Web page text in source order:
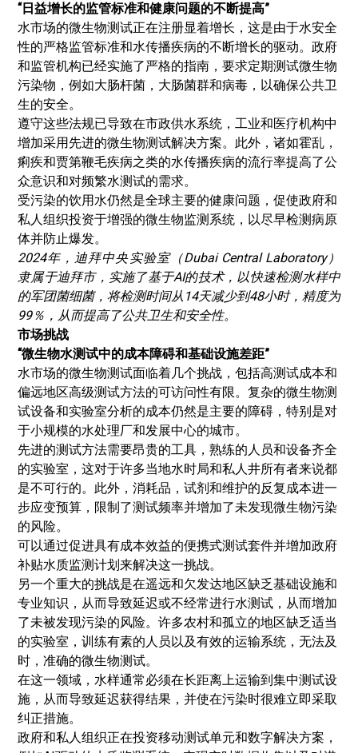
“日益增长的监管标准和健康问题的不断提高”
水市场的微生物测试正在注册显着增长，这是由于水安全
性的严格监管标准和水传播疾病的不断增长的驱动。政府
和监管机构已经实施了严格的指南，要求定期测试微生物
污染物，例如大肠杆菌，大肠菌群和病毒，以确保公共卫
生的安全。
遵守这些法规已导致在市政供水系统，工业和医疗机构中
增加采用先进的微生物测试解决方案。此外，诸如霍乱，
痢疾和贾第鞭毛疾病之类的水传播疾病的流行率提高了公
众意识和对频繁水测试的需求。
受污染的饮用水仍然是全球主要的健康问题，促使政府和
私人组织投资于增强的微生物监测系统，以尽早检测病原
体并防止爆发。
2024年，迪拜中央实验室（Dubai Central Laboratory）
隶属于迪拜市，实施了基于AI的技术，以快速检测水样中
的军团菌细菌，将检测时间从14天减少到48小时，精度为
99％，从而提高了公共卫生和安全性。
市场挑战
“微生物水测试中的成本障碍和基础设施差距”
水市场的微生物测试面临着几个挑战，包括高测试成本和
偏远地区高级测试方法的可访问性有限。复杂的微生物测
试设备和实验室分析的成本仍然是主要的障碍，特别是对
于小规模的水处理厂和发展中心的城市。
先进的测试方法需要昂贵的工具，熟练的人员和设备齐全
的实验室，这对于许多当地水时局和私人井所有者来说都
是不可行的。此外，消耗品，试剂和维护的反复成本进一
步应变预算，限制了测试频率并增加了未发现微生物污染
的风险。
可以通过促进具有成本效益的便携式测试套件并增加政府
补贴水质监测计划来解决这一挑战。
另一个重大的挑战是在遥远和欠发达地区缺乏基础设施和
专业知识，从而导致延迟或不经常进行水测试，从而增加
了未被发现污染的风险。许多农村和孤立的地区缺乏适当
的实验室，训练有素的人员以及有效的运输系统，无法及
时，准确的微生物测试。
在这一领域，水样通常必须在长距离上运输到集中测试设
施，从而导致延迟获得结果，并使在污染时很难立即采取
纠正措施。
政府和私人组织正在投资移动测试单元和数字解决方案，